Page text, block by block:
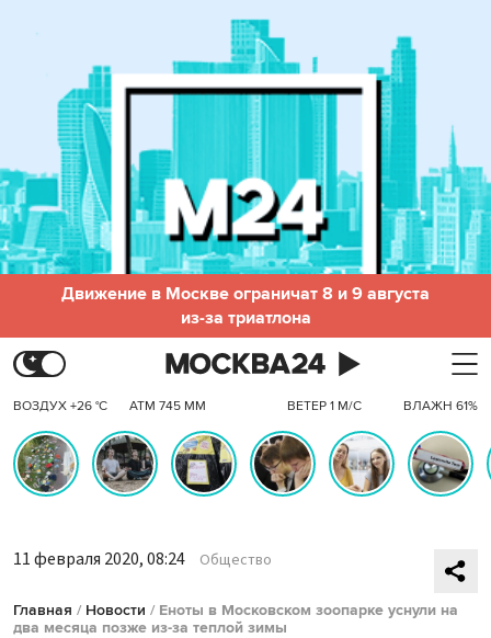
Движение в Москве ограничат 8 и 9 августа
из-за триатлона
ВОЗДУХ +26 °C АТМ 745 ММ ВЕТЕР 1 М/С ВЛАЖН 61%
11 февраля 2020, 08:24 Общество
Главная / Новости / Еноты в Московском зоопарке уснули на
два месяца позже из-за теплой зимы